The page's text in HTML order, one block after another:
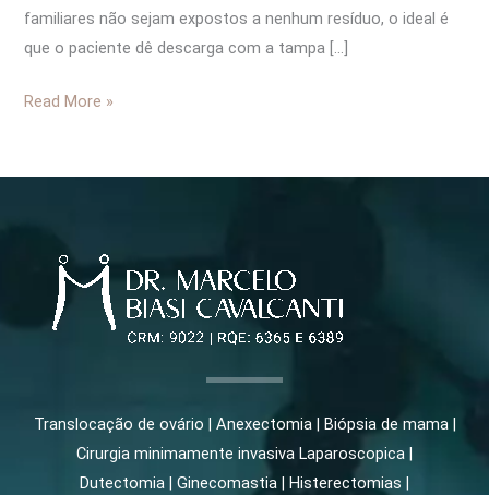
familiares não sejam expostos a nenhum resíduo, o ideal é
que o paciente dê descarga com a tampa […]
Read More »
Translocação de ovário | Anexectomia | Biópsia de mama |
Cirurgia minimamente invasiva Laparoscopica |
Dutectomia | Ginecomastia | Histerectomias |